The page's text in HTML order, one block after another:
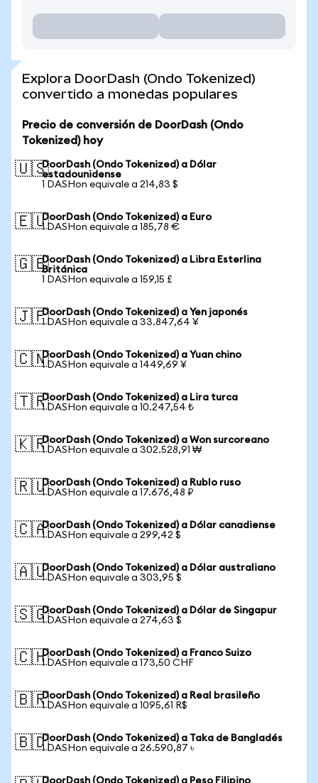
Explora DoorDash (Ondo Tokenized)
convertido a monedas populares
Precio de conversión de DoorDash (Ondo
Tokenized) hoy
🇺🇸DoorDash (Ondo Tokenized) a Dólar
estadounidense
1 DASHon equivale a 214,83 $
🇪🇺DoorDash (Ondo Tokenized) a Euro
1 DASHon equivale a 185,78 €
🇬🇧DoorDash (Ondo Tokenized) a Libra Esterlina
Británica
1 DASHon equivale a 159,15 £
🇯🇵DoorDash (Ondo Tokenized) a Yen japonés
1 DASHon equivale a 33.847,64 ¥
🇨🇳DoorDash (Ondo Tokenized) a Yuan chino
1 DASHon equivale a 1449,69 ¥
🇹🇷DoorDash (Ondo Tokenized) a Lira turca
1 DASHon equivale a 10.247,54 ₺
🇰🇷DoorDash (Ondo Tokenized) a Won surcoreano
1 DASHon equivale a 302.528,91 ₩
🇷🇺DoorDash (Ondo Tokenized) a Rublo ruso
1 DASHon equivale a 17.676,48 ₽
🇨🇦DoorDash (Ondo Tokenized) a Dólar canadiense
1 DASHon equivale a 299,42 $
🇦🇺DoorDash (Ondo Tokenized) a Dólar australiano
1 DASHon equivale a 303,95 $
🇸🇬DoorDash (Ondo Tokenized) a Dólar de Singapur
1 DASHon equivale a 274,63 $
🇨🇭DoorDash (Ondo Tokenized) a Franco Suizo
1 DASHon equivale a 173,50 CHF
🇧🇷DoorDash (Ondo Tokenized) a Real brasileño
1 DASHon equivale a 1095,61 R$
🇧🇩DoorDash (Ondo Tokenized) a Taka de Bangladés
1 DASHon equivale a 26.590,87 ৳
DoorDash (Ondo Tokenized) a Peso Filipino